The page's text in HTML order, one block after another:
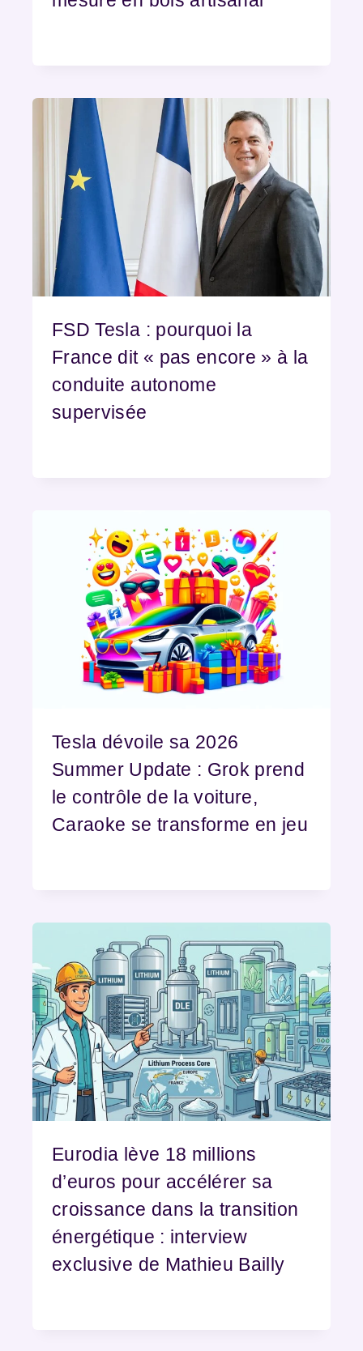
FSD Tesla : pourquoi la
France dit « pas encore » à la
conduite autonome
supervisée
Tesla dévoile sa 2026
Summer Update : Grok prend
le contrôle de la voiture,
Caraoke se transforme en jeu
Eurodia lève 18 millions
d’euros pour accélérer sa
croissance dans la transition
énergétique : interview
exclusive de Mathieu Bailly